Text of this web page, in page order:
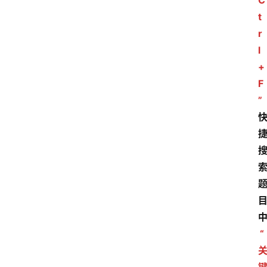
t
r
l
+
F
”
快
捷
搜
索
题
目
中
“
关